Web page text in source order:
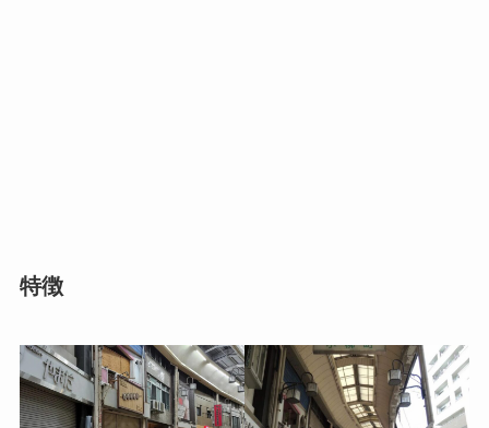
特徴